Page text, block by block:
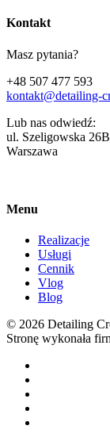
Kontakt
Masz pytania?
+48 507 477 593
kontakt@detailing-
Lub nas odwiedź:
ul. Szeligowska 26B
Warszawa
Menu
Realizacje
Usługi
Cennik
Vlog
Blog
© 2026 Detailing
Stronę wykonała